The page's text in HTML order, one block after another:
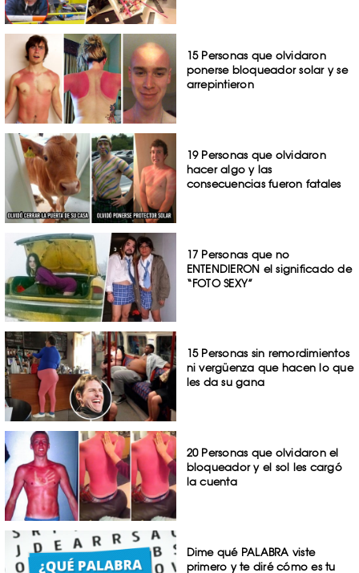
15 Personas que olvidaron
ponerse bloqueador solar y se
arrepintieron
19 Personas que olvidaron
hacer algo y las
consecuencias fueron fatales
17 Personas que no
ENTENDIERON el significado de
“FOTO SEXY”
15 Personas sin remordimientos
ni vergüenza que hacen lo que
les da su gana
20 Personas que olvidaron el
bloqueador y el sol les cargó
la cuenta
Dime qué PALABRA viste
primero y te diré cómo es tu